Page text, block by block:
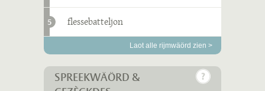
5 flessebatteljon
Laot alle rijmwäörd zien >
SPREEKWÄÖRD &